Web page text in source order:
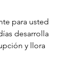
para usted
desarrolla
y llora